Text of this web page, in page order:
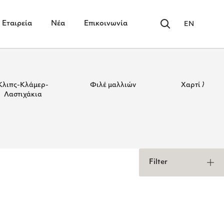
Εταιρεία Νέα Επικοινωνία EN
Κλάμερ-
Λαστιχάκια
Φιλέ μαλλιών Χαρτί
Filter